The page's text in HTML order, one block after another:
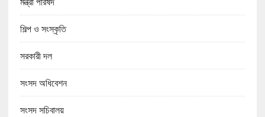
শিল্প ও সংস্কৃতি
সরকারী দল
সংসদ অধিবেশন
সংসদ সচিবালয়